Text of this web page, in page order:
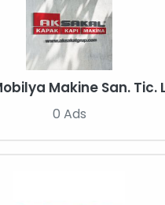
Makine San. Tic.
0 Ads